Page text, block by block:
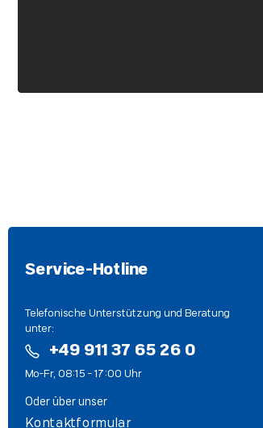
Service-Hotline
Telefonische Unterstützung und Beratung
unter:
+49 911 37 65 26 0
Mo-Fr, 08:15 - 17:00 Uhr
Oder über unser
Kontaktformular